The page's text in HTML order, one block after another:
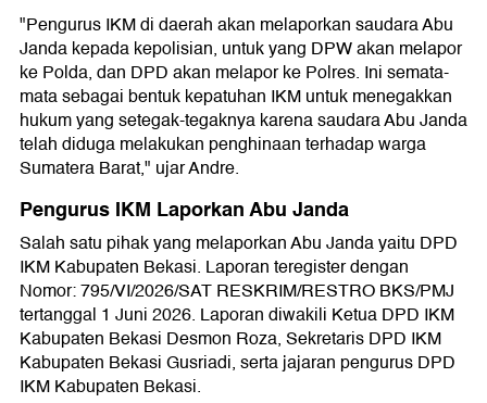
"Pengurus IKM di daerah akan melaporkan saudara Abu
Janda kepada kepolisian, untuk yang DPW akan melapor
ke Polda, dan DPD akan melapor ke Polres. Ini semata-
mata sebagai bentuk kepatuhan IKM untuk menegakkan
hukum yang setegak-tegaknya karena saudara Abu Janda
telah diduga melakukan penghinaan terhadap warga
Sumatera Barat," ujar Andre.
Pengurus IKM Laporkan Abu Janda
Salah satu pihak yang melaporkan Abu Janda yaitu DPD
IKM Kabupaten Bekasi. Laporan teregister dengan
Nomor: 795/VI/2026/SAT RESKRIM/RESTRO BKS/PMJ
tertanggal 1 Juni 2026. Laporan diwakili Ketua DPD IKM
Kabupaten Bekasi Desmon Roza, Sekretaris DPD IKM
Kabupaten Bekasi Gusriadi, serta jajaran pengurus DPD
IKM Kabupaten Bekasi.